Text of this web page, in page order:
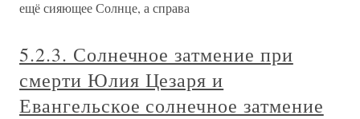
ещё сияющее Солнце, а справа
5.2.3. Солнечное затмение при
смерти Юлия Цезаря и
Евангельское солнечное затмение